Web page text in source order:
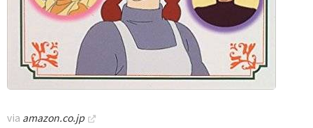
via amazon.co.jp